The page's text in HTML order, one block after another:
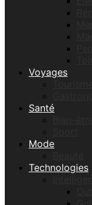
Voyages
Santé
Mode
Technologies